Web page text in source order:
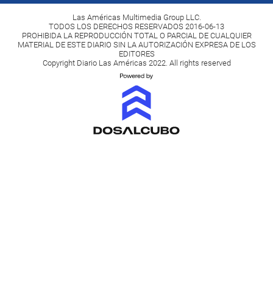
Las Américas Multimedia Group LLC.
TODOS LOS DERECHOS RESERVADOS 2016-06-13
PROHIBIDA LA REPRODUCCIÓN TOTAL O PARCIAL DE CUALQUIER
MATERIAL DE ESTE DIARIO SIN LA AUTORIZACIÓN EXPRESA DE LOS
EDITORES
Copyright Diario Las Américas 2022. All rights reserved